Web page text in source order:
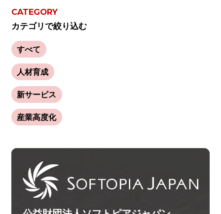
CATEGORY
カテゴリで絞り込む
すべて
人材育成
新サービス
産業高度化